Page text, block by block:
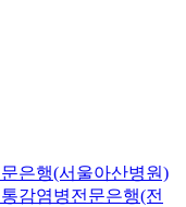
은행(서울아산병원)
감염병전문은행(전